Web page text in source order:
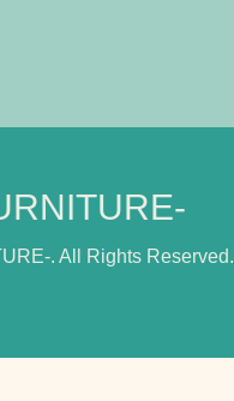
. All Rights Reserved.